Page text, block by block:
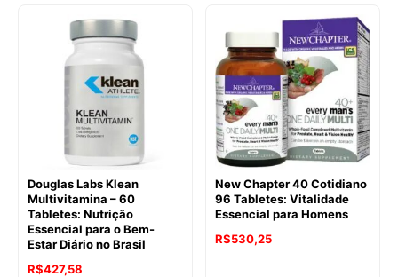
Douglas Labs Klean
Multivitamina – 60
Tabletes: Nutrição
Essencial para o Bem-
Estar Diário no Brasil
R$427,58
New Chapter 40 Cotidiano
96 Tabletes: Vitalidade
Essencial para Homens
R$530,25